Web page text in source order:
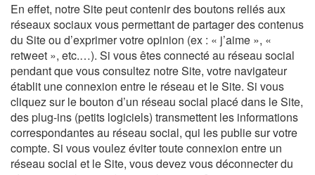
En effet, notre Site peut contenir des boutons reliés aux
réseaux sociaux vous permettant de partager des contenus
du Site ou d’exprimer votre opinion (ex : « j’aime », «
retweet », etc.…). Si vous êtes connecté au réseau social
pendant que vous consultez notre Site, votre navigateur
établit une connexion entre le réseau et le Site. Si vous
cliquez sur le bouton d’un réseau social placé dans le Site,
des plug-ins (petits logiciels) transmettent les informations
correspondantes au réseau social, qui les publie sur votre
compte. Si vous voulez éviter toute connexion entre un
réseau social et le Site, vous devez vous déconnecter du